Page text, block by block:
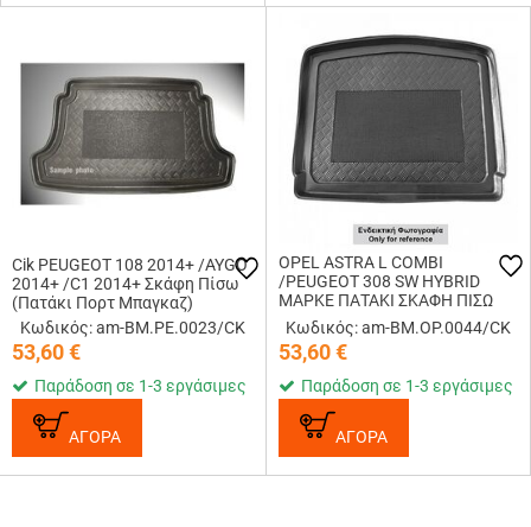
Cik PEUGEOT 108 2014+ /AYGO
2014+ /C1 2014+ Σκάφη Πίσω
(Πατάκι Πορτ Μπαγκαζ)
Κωδικός: am-BM.PE.0023/CK
53,60€
Παράδοση σε 1-3 εργάσιμες
ΑΓΟΡΑ
OPEL ASTRA L COMBI
/PEUGEOT 308 SW HYBRID
ΜΑΡΚΕ ΠΑΤΑΚΙ ΣΚΑΦΗ ΠΙΣΩ
ΠΟΡΤ ΜΠΑΓΚΑΖ ΛΑΣΤΙΧΟ ΣΕ
ΜΑΥΡΟ ΧΡΩΜΑ CIK - 1 ΤΕΜ.
Κωδικός: am-BM.OP.0044/CK
53,60€
Παράδοση σε 1-3 εργάσιμες
ΑΓΟΡΑ